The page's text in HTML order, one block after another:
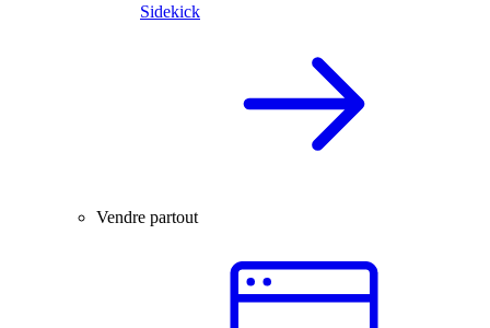
Sidekick
Vendre partout